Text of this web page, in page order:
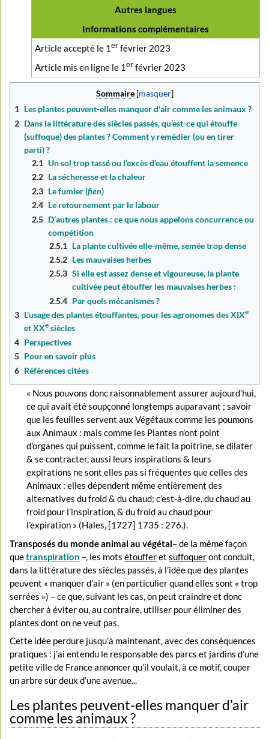
Autres langues
Informations complémentaires
Article accepté le 1er février 2023
Article mis en ligne le 1er février 2023
Sommaire
1 Les plantes peuvent-elles manquer d’air comme les animaux ?
2 Dans la littérature des siècles passés, qu’est-ce qui étouffe
(suffoque) des plantes ? Comment y remédier (ou en tirer
parti) ?
2.1 Un sol trop tassé ou l’excès d’eau étouffent la semence
2.2 La sécheresse et la chaleur
2.3 Le fumier (fien)
2.4 Le retournement par le labour
2.5 D’autres plantes : ce que nous appelons concurrence ou
compétition
2.5.1 La plante cultivée elle-même, semée trop dense
2.5.2 Les mauvaises herbes
2.5.3 Si elle est assez dense et vigoureuse, la plante
cultivée peut étouffer les mauvaises herbes :
2.5.4 Par quels mécanismes ?
3 L'usage des plantes étouffantes, pour les agronomes des XIXe
et XXe siècles
4 Perspectives
5 Pour en savoir plus
6 Références citées
« Nous pouvons donc raisonnablement assurer aujourd’hui,
ce qui avait été soupçonné longtemps auparavant ; savoir
que les feuilles servent aux Végétaux comme les poumons
aux Animaux : mais comme les Plantes n’ont point
d'organes qui puissent, comme le fait la poitrine, se dilater
& se contracter, aussi leurs inspirations & leurs
expirations ne sont elles pas si fréquentes que celles des
Animaux : elles dépendent même entièrement des
alternatives du froid & du chaud; c’est-à-dire, du chaud au
froid pour l’inspiration, & du froid au chaud pour
l’expiration » (Hales, [1727] 1735 : 276.).
Transposés du monde animal au végétal– de la même façon
quetranspiration –, les motsétoufferetsuffoqueront conduit,
dans la littérature des siècles passés, à l’idée que des plantes
peuvent « manquer d’air » (en particulier quand elles sont « trop
serrées ») – ce que, suivant les cas, on peut craindre et donc
chercher à éviter ou, au contraire, utiliser pour éliminer des
plantes dont on ne veut pas.
Cette idée perdure jusqu’à maintenant, avec des conséquences
pratiques : j’ai entendu le responsable des parcs et jardins d’une
petite ville de France annoncer qu’il voulait, à ce motif, couper
un arbre sur deux d’une avenue...
Les plantes peuvent-elles manquer d’air
comme les animaux ?